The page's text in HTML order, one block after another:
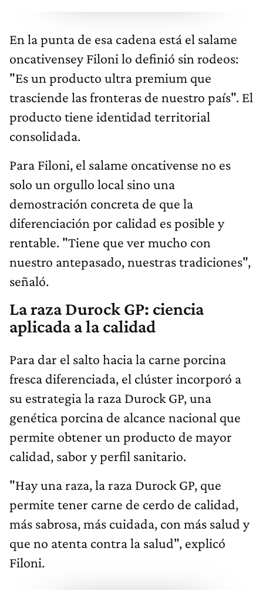
En la punta de esa cadena está el salame
oncativensey Filoni lo definió sin rodeos:
"Es un producto ultra premium que
trasciende las fronteras de nuestro país". El
producto tiene identidad territorial
consolidada.
Para Filoni, el salame oncativense no es
solo un orgullo local sino una
demostración concreta de que la
diferenciación por calidad es posible y
rentable. "Tiene que ver mucho con
nuestro antepasado, nuestras tradiciones",
señaló.
La raza Durock GP: ciencia
aplicada a la calidad
Para dar el salto hacia la carne porcina
fresca diferenciada, el clúster incorporó a
su estrategia la raza Durock GP, una
genética porcina de alcance nacional que
permite obtener un producto de mayor
calidad, sabor y perfil sanitario.
"Hay una raza, la raza Durock GP, que
permite tener carne de cerdo de calidad,
más sabrosa, más cuidada, con más salud y
que no atenta contra la salud", explicó
Filoni.